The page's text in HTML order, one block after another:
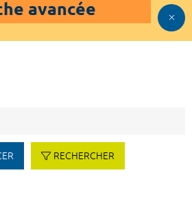
avancée
RECHERCHER